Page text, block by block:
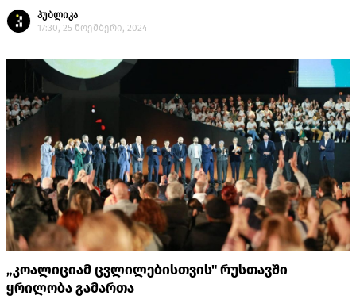
პუბლიკა
17:30, 25 ნოემბერი, 2024
„კოალიციამ ცვლილებისთვის" რუსთავში
ყრილობა გამართა